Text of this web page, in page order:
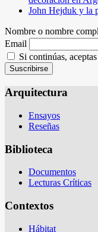
John Hejduk y la
Nombre o nombre
Email
Si continúas,
Arquitectura
Ensayos
Reseñas
Biblioteca
Documentos
Lecturas Críticas
Contextos
Hábitat